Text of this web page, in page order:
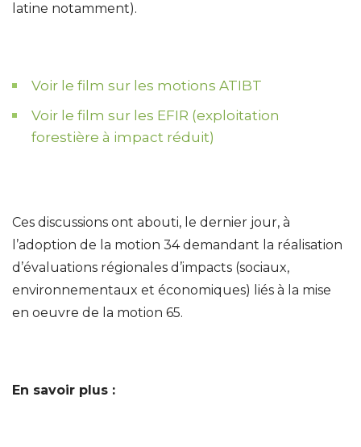
latine notamment).
Voir le film sur les motions ATIBT
Voir le film sur les EFIR (exploitation
forestière à impact réduit)
Ces discussions ont abouti, le dernier jour, à
l’adoption de la motion 34 demandant la réalisation
d’évaluations régionales d’impacts (sociaux,
environnementaux et économiques) liés à la mise
en oeuvre de la motion 65.
En savoir plus :